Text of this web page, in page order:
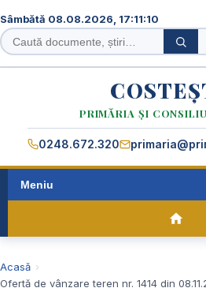
Sâmbătă 08.08.2026, 17:11:11
Caută
în
Caută
PRIMĂRIA ȘI
0248.672.320
Meniu
Acasă
Ofertă de vânzare teren nr. 1414 din